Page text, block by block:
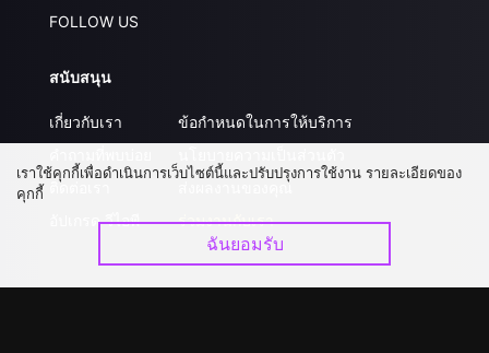
FOLLOW US
สนับสนุน
เกี่ยวกับเรา
ติดต่อเรา
อัปเกรด วีไอพี
ข้อกำหนดในการให้บริการ
ส่งผลงานของคุณ
ร่วมงานกับเรา
เราใช้คุกกี้เพื่อดำเนินการเว็บไซต์นี้และปรับปรุงการใช้งาน รายละเอียดของ
คุกกี้
ฉันยอมรับ